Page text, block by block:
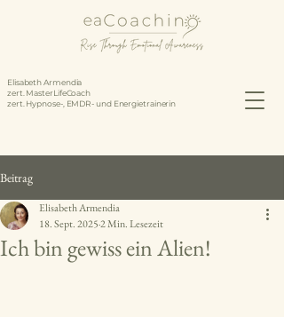
Elisabeth Armendia
zert. MasterLifeCoach
zert. Hypnose-, EMDR- und Energietrainerin
Beitrag
Ich bin gewiss ein Alien!
Elisabeth Armendia
18. Sept. 20252 Min. Lesezeit